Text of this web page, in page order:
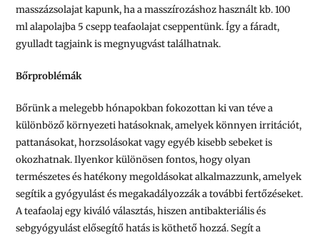
masszázsolajat kapunk, ha a masszírozáshoz használt kb. 100
ml alapolajba 5 csepp teafaolajat cseppentünk. Így a fáradt,
gyulladt tagjaink is megnyugvást találhatnak.
Bőrproblémák
Bőrünk a melegebb hónapokban fokozottan ki van téve a
különböző környezeti hatásoknak, amelyek könnyen irritációt,
pattanásokat, horzsolásokat vagy egyéb kisebb sebeket is
okozhatnak. Ilyenkor különösen fontos, hogy olyan
természetes és hatékony megoldásokat alkalmazzunk, amelyek
segítik a gyógyulást és megakadályozzák a további fertőzéseket.
A teafaolaj egy kiváló választás, hiszen antibakteriális és
sebgyógyulást elősegítő hatás is köthető hozzá. Segít a